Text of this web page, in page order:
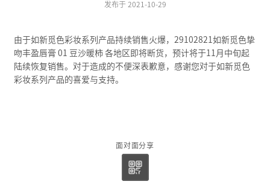
发布于 2021-10-29
由于如新觅色彩妆系列产品持续销售火爆，29102821如新觅色挚
吻丰盈唇膏 01 豆沙暖柿 各地区即将断货，预计将于11月中旬起
陆续恢复销售。对于造成的不便深表歉意，感谢您对于如新觅色
彩妆系列产品的喜爱与支持。
面对面分享